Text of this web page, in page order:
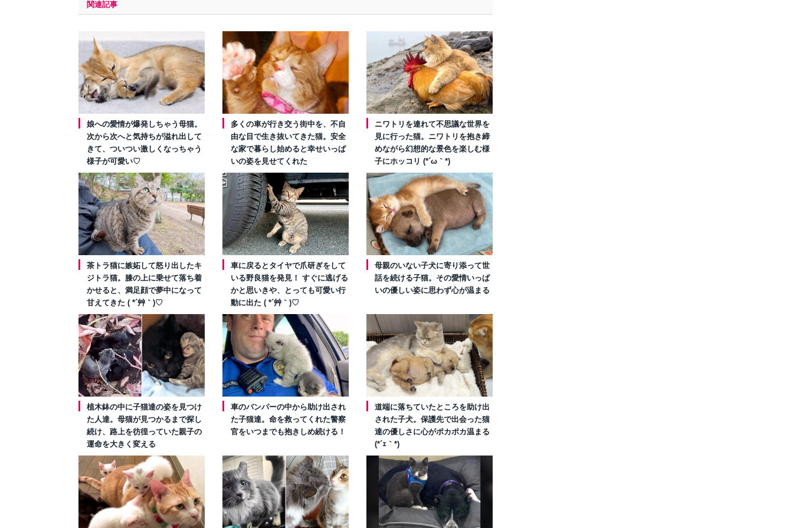
関連記事
娘への愛情が爆発しちゃう母猫。
次から次へと気持ちが溢れ出して
きて、ついつい激しくなっちゃう
様子が可愛い♡
多くの車が行き交う街中を、不自
由な目で生き抜いてきた猫。安全
な家で暮らし始めると幸せいっぱ
いの姿を見せてくれた
ニワトリを連れて不思議な世界を
見に行った猫。ニワトリを抱き締
めながら幻想的な景色を楽しむ様
子にホッコリ (*´ω｀*)
茶トラ猫に嫉妬して怒り出したキ
ジトラ猫。膝の上に乗せて落ち着
かせると、満足顔で夢中になって
甘えてきた ( *´艸｀)♡
車に戻るとタイヤで爪研ぎをして
いる野良猫を発見！ すぐに逃げる
かと思いきや、とっても可愛い行
動に出た ( *´艸｀)♡
母親のいない子犬に寄り添って世
話を続ける子猫。その愛情いっぱ
いの優しい姿に思わず心が温まる
植木鉢の中に子猫達の姿を見つけ
た人達。母猫が見つかるまで探し
続け、路上を彷徨っていた親子の
運命を大きく変える
車のバンパーの中から助け出され
た子猫達。命を救ってくれた警察
官をいつまでも抱きしめ続ける！
道端に落ちていたところを助け出
された子犬。保護先で出会った猫
達の優しさに心がポカポカ温まる
(*´ｪ｀*)